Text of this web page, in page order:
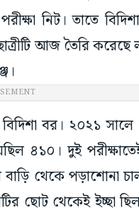
নিট। তাতে
আজ তৈরি
বিদিশা বর। ২০২১
৪১০। দুই
থেকে পড়াশোনা
ছোট থেকেই ইচ্ছা